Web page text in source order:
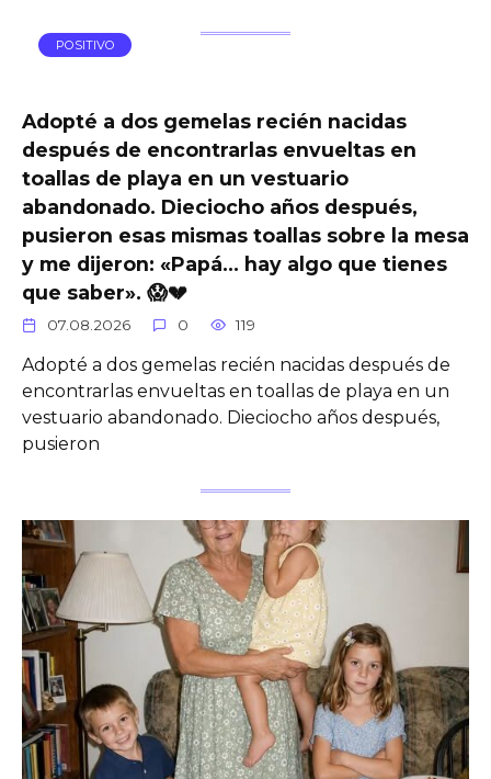
POSITIVO
Adopté a dos gemelas recién nacidas
después de encontrarlas envueltas en
toallas de playa en un vestuario
abandonado. Dieciocho años después,
pusieron esas mismas toallas sobre la mesa
y me dijeron: «Papá… hay algo que tienes
que saber». 😱💔
07.08.2026 0 119
Adopté a dos gemelas recién nacidas después de
encontrarlas envueltas en toallas de playa en un
vestuario abandonado. Dieciocho años después,
pusieron